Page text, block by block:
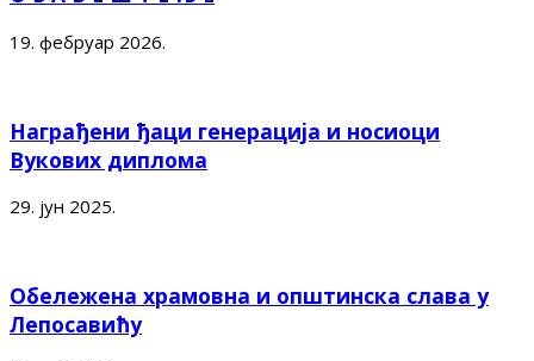
19. фебруар 2026.
Награђени ђаци генерација и носиоци
Вукових диплома
29. јун 2025.
Обележена храмовна и општинска слава у
Лепосавићу